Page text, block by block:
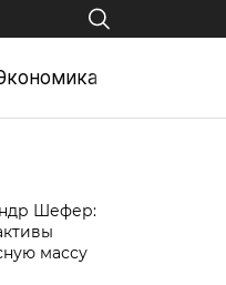
Шефер:
массу